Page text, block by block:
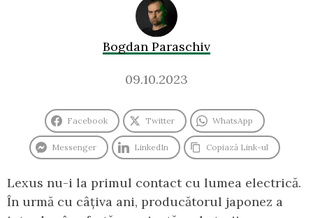
Bogdan Paraschiv
09.10.2023
Facebook Twitter WhatsApp
Messenger LinkedIn Copiază Link-ul
Lexus nu-i la primul contact cu lumea electrică.
În urmă cu câțiva ani, producătorul japonez a